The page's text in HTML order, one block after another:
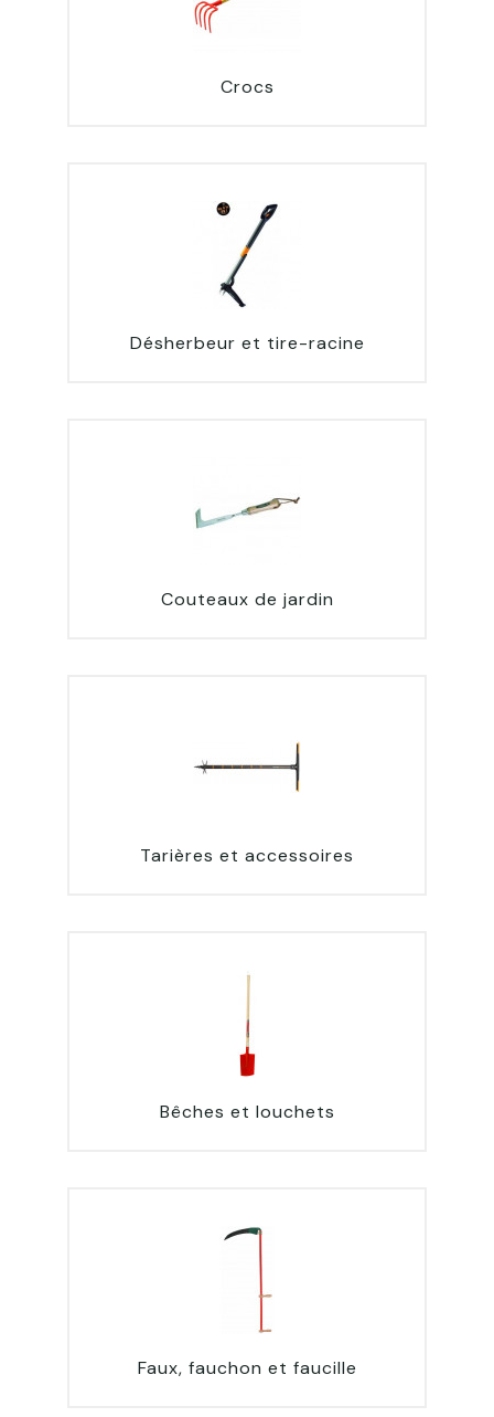
Crocs
Désherbeur et tire-racine
Couteaux de jardin
Tarières et accessoires
Bêches et louchets
Faux, fauchon et faucille